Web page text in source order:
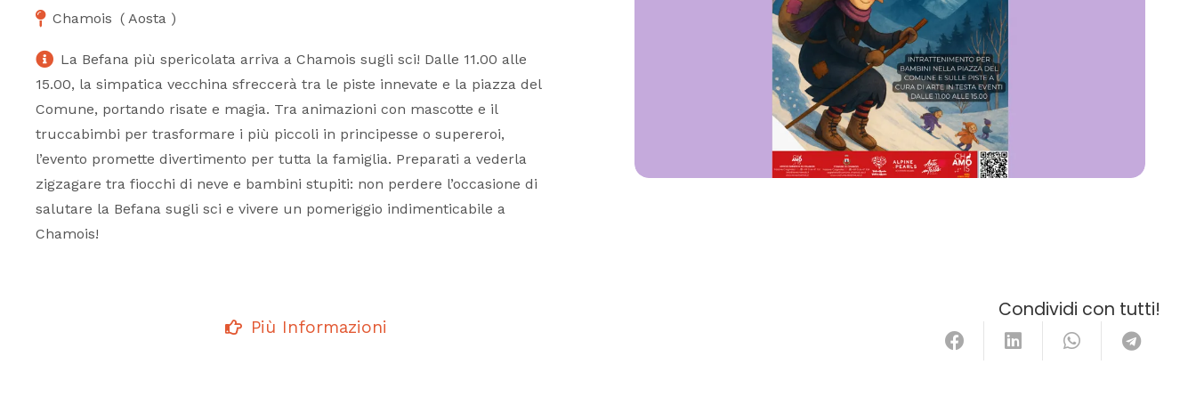
Chamois ( Aosta )
La Befana più spericolata arriva a Chamois sugli sci! Dalle 11.00 alle
15.00, la simpatica vecchina sfreccerà tra le piste innevate e la piazza del
Comune, portando risate e magia. Tra animazioni con mascotte e il
truccabimbi per trasformare i più piccoli in principesse o supereroi,
l’evento promette divertimento per tutta la famiglia. Preparati a vederla
zigzagare tra fiocchi di neve e bambini stupiti: non perdere l’occasione di
salutare la Befana sugli sci e vivere un pomeriggio indimenticabile a
Chamois!
Più Informazioni
Condividi con tutti!